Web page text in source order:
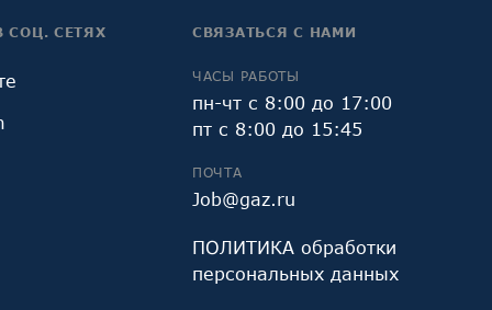
СОЦ. СЕТЯХ СВЯЗАТЬСЯ С НАМИ
ЧАСЫ РАБОТЫ
пн-чт с 8:00 до 17:00
пт с 8:00 до 15:45
ПОЧТА
Job@gaz.ru
ПОЛИТИКА обработки
персональных данных